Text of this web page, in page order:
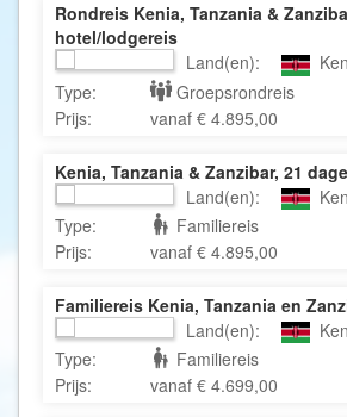
Rondreis Kenia, Tanzania &
hotel/lodgereis
Land(en):
Type:
Groepsrondreis
Prijs:
vanaf € 4.895,00
Kenia, Tanzania & Zanzibar, 21
Land(en):
Type:
Familiereis
Prijs:
vanaf € 4.895,00
Familiereis Kenia, Tanzania en
Land(en):
Type:
Familiereis
Prijs:
vanaf € 4.699,00